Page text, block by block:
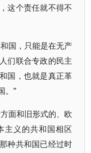
这个责任就不得不
国，只能是在无产
们联合专政的民主
国，也就是真正革
。”
面和旧形式的、欧
主义的共和国相区
种共和国已经过时